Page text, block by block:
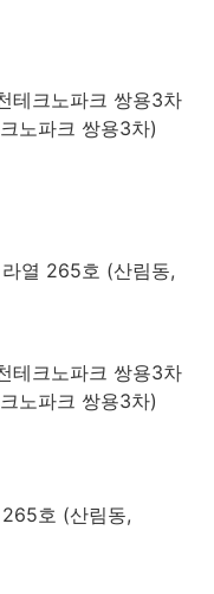
테크노파크 쌍용3차
노파크 쌍용3차)
열 265호 (산림동,
테크노파크 쌍용3차
노파크 쌍용3차)
호 (산림동,